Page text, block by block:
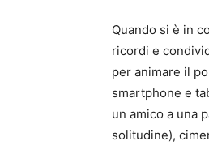
Quando si è in
ricordi e
per animare il
smartphone e
un amico a una
solitudine),